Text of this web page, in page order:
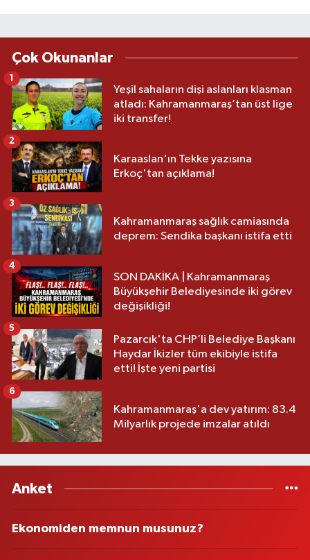
Çok Okunanlar
Yeşil sahaların dişi aslanları klasman
atladı: Kahramanmaraş’tan üst lige
iki transfer!
1
Karaaslan'ın Tekke yazısına
Erkoç'tan açıklama!
2
Kahramanmaraş sağlık camiasında
deprem: Sendika başkanı istifa etti
3
SON DAKİKA | Kahramanmaraş
Büyükşehir Belediyesinde iki görev
değişikliği!
4
Pazarcık'ta CHP’li Belediye Başkanı
Haydar İkizler tüm ekibiyle istifa
etti! İşte yeni partisi
5
Kahramanmaraş'a dev yatırım: 83.4
Milyarlık projede imzalar atıldı
6
Anket
Ekonomiden memnun musunuz?